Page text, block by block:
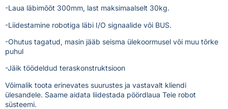
-Laua läbimõõt 300mm, last maksimaalselt 30kg.
-Liidestamine robotiga läbi I/O signaalide või BUS.
-Ohutus tagatud, masin jääb seisma ülekoormusel või muu tõrke
puhul
-Jäik töödeldud teraskonstruktsioon
Võimalik toota erinevates suurustes ja vastavalt kliendi
ülesandele. Saame aidata liidestada pöördlaua Teie robot
süsteemi.